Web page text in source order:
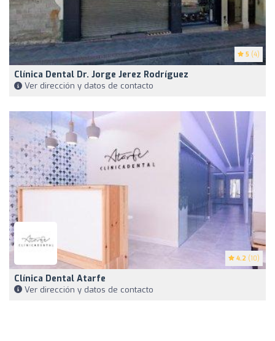
5 (4)
Clínica Dental Dr. Jorge Jerez Rodríguez
Ver dirección y datos de contacto
4.2 (10)
Clínica Dental Atarfe
Ver dirección y datos de contacto